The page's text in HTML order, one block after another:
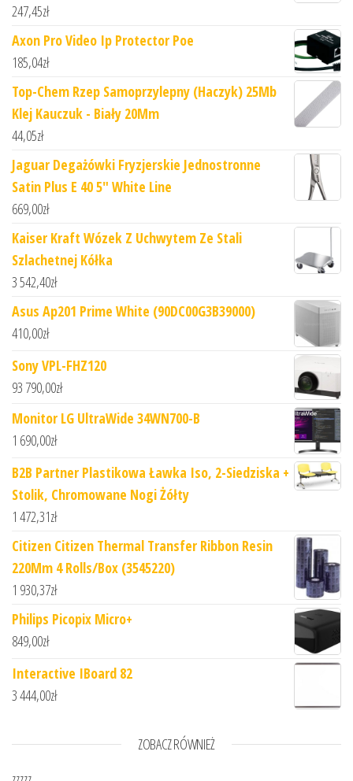
247,45zł
Axon Pro Video Ip Protector Poe
185,04zł
Top-Chem Rzep Samoprzylepny (Haczyk) 25Mb
Klej Kauczuk - Biały 20Mm
44,05zł
Jaguar Degażówki Fryzjerskie Jednostronne
Satin Plus E 40 5" White Line
669,00zł
Kaiser Kraft Wózek Z Uchwytem Ze Stali
Szlachetnej Kółka
3 542,40zł
Asus Ap201 Prime White (90DC00G3B39000)
410,00zł
Sony VPL-FHZ120
93 790,00zł
Monitor LG UltraWide 34WN700-B
1 690,00zł
B2B Partner Plastikowa Ławka Iso, 2-Siedziska +
Stolik, Chromowane Nogi Żółty
1 472,31zł
Citizen Citizen Thermal Transfer Ribbon Resin
220Mm 4 Rolls/Box (3545220)
1 930,37zł
Philips Picopix Micro+
849,00zł
Interactive IBoard 82
3 444,00zł
ZOBACZ RÓWNIEŻ